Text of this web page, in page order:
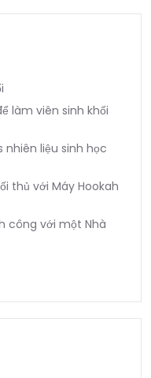
làm viên sinh khối
liệu sinh học
thủ với Máy Hookah
công với một Nhà